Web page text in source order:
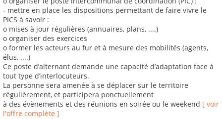
- mettre en place les dispositions permettant de faire vivre le
PICS à savoir :
o mises à jour régulières (annuaires, plans, ....)
o organiser des exercices
o former les acteurs au fur et à mesure des mobilités (agents,
élus, ....)
Ce poste d’alternant demande une capacité d’adaptation face à
tout type d’interlocuteurs.
La personne sera amenée à se déplacer sur le territoire
régulièrement, et participera ponctuellement
à des évènements et des réunions en soirée ou le weekend [ voir
l'offre complète ]